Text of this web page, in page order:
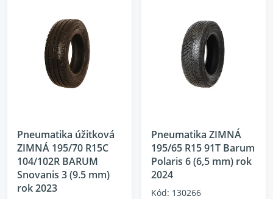
Pneumatika úžitková
ZIMNÁ 195/70 R15C
104/102R BARUM
Snovanis 3 (9.5 mm)
rok 2023
Pneumatika ZIMNÁ
195/65 R15 91T Barum
Polaris 6 (6,5 mm) rok
2024
Kód: 130266